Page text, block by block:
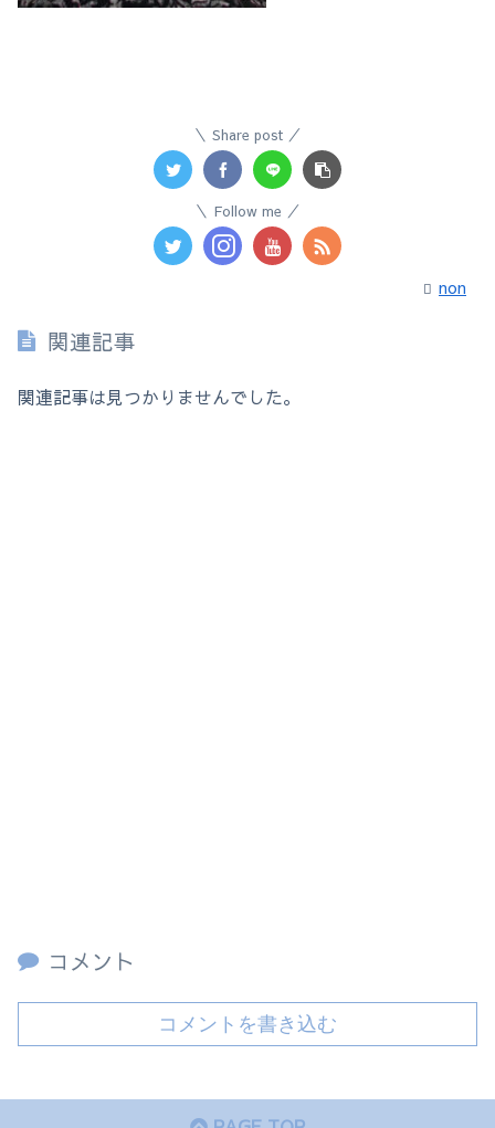
Share post
Follow me
non
関連記事
関連記事は見つかりませんでした。
コメント
コメントを書き込む